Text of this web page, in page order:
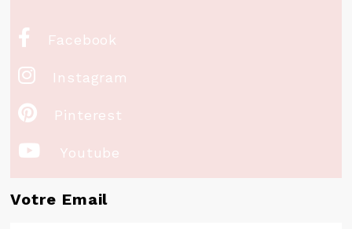
 Facebook
 Instagram
 Pinterest
 Youtube
Votre Email